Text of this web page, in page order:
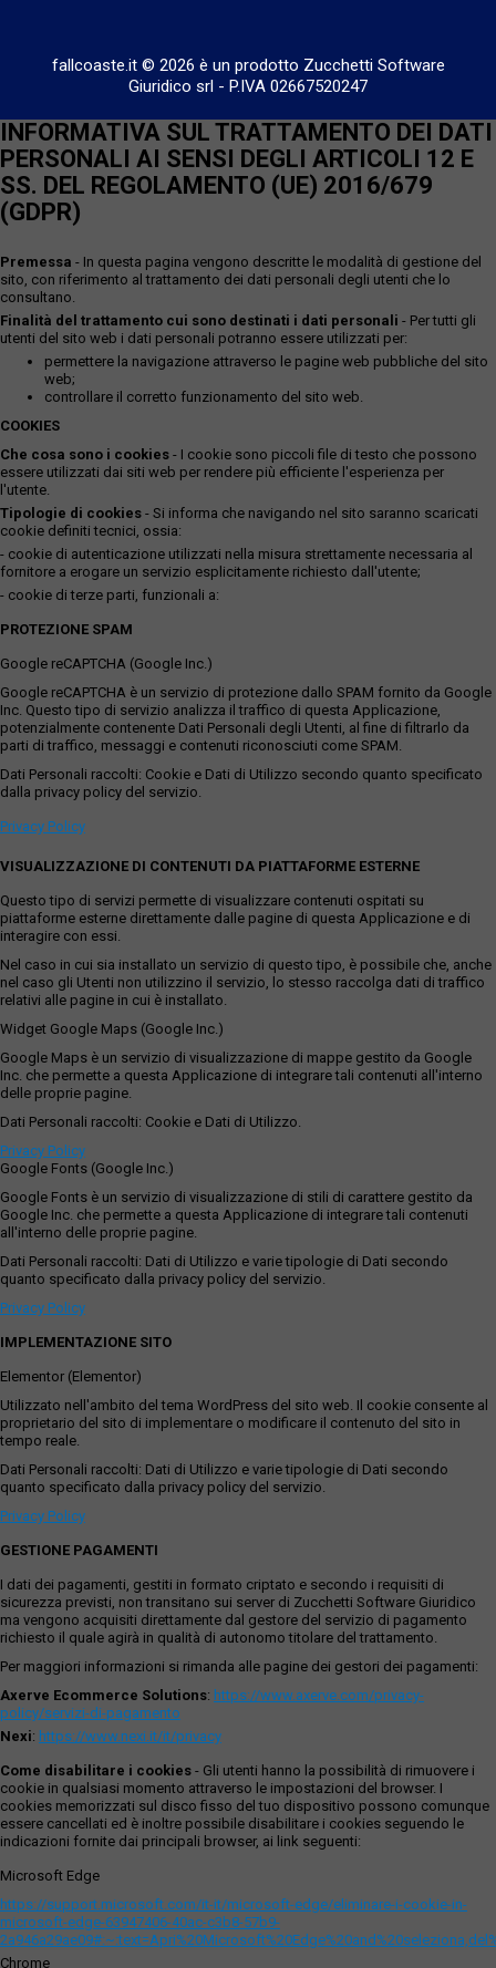
fallcoaste.it © 2026 è un prodotto Zucchetti Software
Giuridico srl - P.IVA 02667520247
INFORMATIVA SUL TRATTAMENTO DEI DATI
PERSONALI AI SENSI DEGLI ARTICOLI 12 E
SS. DEL REGOLAMENTO (UE) 2016/679
(GDPR)
Premessa - In questa pagina vengono descritte le modalità di gestione del
sito, con riferimento al trattamento dei dati personali degli utenti che lo
consultano.
Finalità del trattamento cui sono destinati i dati personali - Per tutti gli
utenti del sito web i dati personali potranno essere utilizzati per:
permettere la navigazione attraverso le pagine web pubbliche del sito
web;
controllare il corretto funzionamento del sito web.
COOKIES
Che cosa sono i cookies - I cookie sono piccoli file di testo che possono
essere utilizzati dai siti web per rendere più efficiente l'esperienza per
l'utente.
Tipologie di cookies - Si informa che navigando nel sito saranno scaricati
cookie definiti tecnici, ossia:
- cookie di autenticazione utilizzati nella misura strettamente necessaria al
fornitore a erogare un servizio esplicitamente richiesto dall'utente;
- cookie di terze parti, funzionali a:
PROTEZIONE SPAM
Google reCAPTCHA (Google Inc.)
Google reCAPTCHA è un servizio di protezione dallo SPAM fornito da Google
Inc. Questo tipo di servizio analizza il traffico di questa Applicazione,
potenzialmente contenente Dati Personali degli Utenti, al fine di filtrarlo da
parti di traffico, messaggi e contenuti riconosciuti come SPAM.
Dati Personali raccolti: Cookie e Dati di Utilizzo secondo quanto specificato
dalla privacy policy del servizio.
Privacy Policy
VISUALIZZAZIONE DI CONTENUTI DA PIATTAFORME ESTERNE
Questo tipo di servizi permette di visualizzare contenuti ospitati su
piattaforme esterne direttamente dalle pagine di questa Applicazione e di
interagire con essi.
Nel caso in cui sia installato un servizio di questo tipo, è possibile che, anche
nel caso gli Utenti non utilizzino il servizio, lo stesso raccolga dati di traffico
relativi alle pagine in cui è installato.
Widget Google Maps (Google Inc.)
Google Maps è un servizio di visualizzazione di mappe gestito da Google
Inc. che permette a questa Applicazione di integrare tali contenuti all'interno
delle proprie pagine.
Dati Personali raccolti: Cookie e Dati di Utilizzo.
Privacy Policy
Google Fonts (Google Inc.)
Google Fonts è un servizio di visualizzazione di stili di carattere gestito da
Google Inc. che permette a questa Applicazione di integrare tali contenuti
all'interno delle proprie pagine.
Dati Personali raccolti: Dati di Utilizzo e varie tipologie di Dati secondo
quanto specificato dalla privacy policy del servizio.
Privacy Policy
IMPLEMENTAZIONE SITO
Elementor (Elementor)
Utilizzato nell'ambito del tema WordPress del sito web. Il cookie consente al
proprietario del sito di implementare o modificare il contenuto del sito in
tempo reale.
Dati Personali raccolti: Dati di Utilizzo e varie tipologie di Dati secondo
quanto specificato dalla privacy policy del servizio.
Privacy Policy
GESTIONE PAGAMENTI
I dati dei pagamenti, gestiti in formato criptato e secondo i requisiti di
sicurezza previsti, non transitano sui server di Zucchetti Software Giuridico
ma vengono acquisiti direttamente dal gestore del servizio di pagamento
richiesto il quale agirà in qualità di autonomo titolare del trattamento.
Per maggiori informazioni si rimanda alle pagine dei gestori dei pagamenti:
Axerve Ecommerce Solutions: https://www.axerve.com/privacy-
policy/servizi-di-pagamento
Nexi: https://www.nexi.it/it/privacy
Come disabilitare i cookies - Gli utenti hanno la possibilità di rimuovere i
cookie in qualsiasi momento attraverso le impostazioni del browser. I
cookies memorizzati sul disco fisso del tuo dispositivo possono comunque
essere cancellati ed è inoltre possibile disabilitare i cookies seguendo le
indicazioni fornite dai principali browser, ai link seguenti:
Microsoft Edge
https://support.microsoft.com/it-it/microsoft-edge/eliminare-i-cookie-in-
microsoft-edge-63947406-40ac-c3b8-57b9-
Chrome